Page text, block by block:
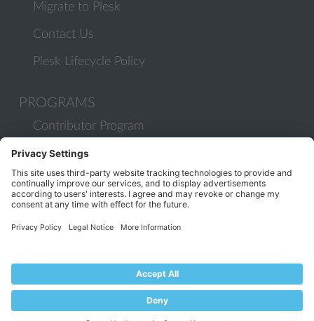
Migrate to Plesk
Contact Us
Plesk Lifecycle Policy
PROGRAMS
Contributor Program
Partner Program
COMMUNITY